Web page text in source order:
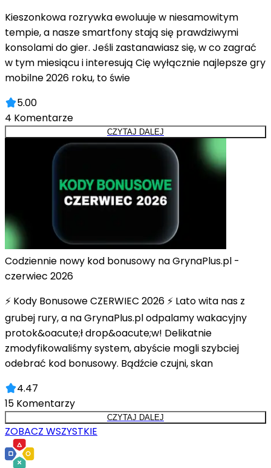
Kieszonkowa rozrywka ewoluuje w niesamowitym
tempie, a nasze smartfony stają się prawdziwymi
konsolami do gier. Jeśli zastanawiasz się, w co zagrać
w tym miesiącu i interesują Cię wyłącznie najlepsze gry
mobilne 2026 roku, to świe
5.00
4 Komentarze
CZYTAJ DALEJ
Codziennie nowy kod bonusowy na GrynaPlus.pl -
czerwiec 2026
⚡ Kody Bonusowe CZERWIEC 2026 ⚡ Lato wita nas z
grubej rury, a na GrynaPlus.pl odpalamy wakacyjny
protok&oacute;ł drop&oacute;w! Delikatnie
zmodyfikowaliśmy system, abyście mogli szybciej
odebrać kod bonusowy. Bądźcie czujni, skan
4.47
15 Komentarzy
CZYTAJ DALEJ
ZOBACZ WSZYSTKIE